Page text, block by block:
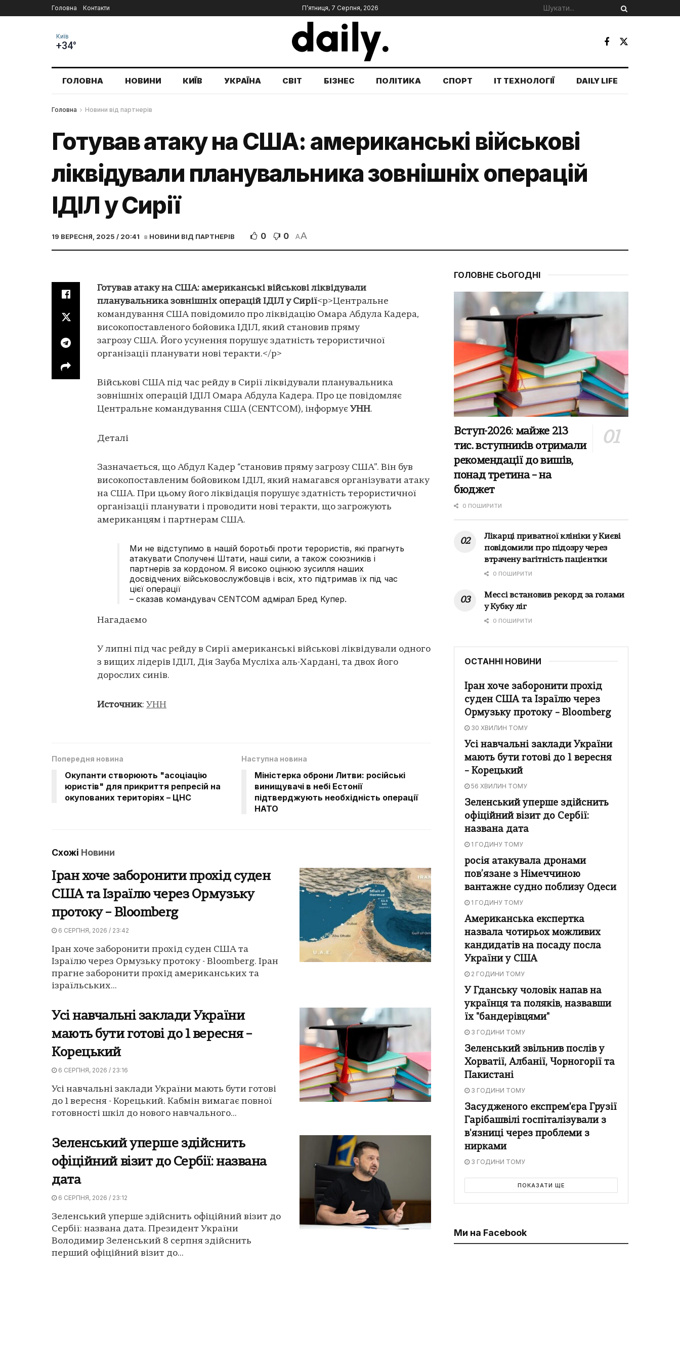
Головна Контакти П’ятниця, 7 Серпня, 2026
Київ
+34°
ГОЛОВНА НОВИНИ КИЇВ УКРАЇНА СВІТ БІЗНЕС ПОЛІТИКА СПОРТ IT ТЕХНОЛОГІЇ DAILY LIFE
Головна Новини від партнерів
Готував атаку на США: американські військові
ліквідували планувальника зовнішніх операцій
ІДІЛ у Сирії
19 ВЕРЕСНЯ, 2025 / 20:41 в НОВИНИ ВІД ПАРТНЕРІВ 0 0 AA
Готував атаку на США: американські військові ліквідували
планувальника зовнішніх операцій ІДІЛ у Сирії<p>Центральне
командування США повідомило про ліквідацію Омара Абдула Кадера,
високопоставленого бойовика ІДІЛ, який становив пряму
загрозу США. Його усунення порушує здатність терористичної
організації планувати нові теракти.</p>
Військові США під час рейду в Сирії ліквідували планувальника
зовнішніх операцій ІДІЛ Омара Абдула Кадера. Про це повідомляє
Центральне командування США (CENTCOM), інформує УНН.
Деталі
Зазначається, що Абдул Кадер “становив пряму загрозу США”. Він був
високопоставленим бойовиком ІДІЛ, який намагався організувати атаку
на США. При цьому його ліквідація порушує здатність терористичної
організації планувати і проводити нові теракти, що загрожують
американцям і партнерам США.
Ми не відступимо в нашій боротьбі проти терористів, які прагнуть
атакувати Сполучені Штати, наші сили, а також союзників і
партнерів за кордоном. Я високо оцінюю зусилля наших
досвідчених військовослужбовців і всіх, хто підтримав їх під час
цієї операції
– сказав командувач CENTCOM адмірал Бред Купер.
Нагадаємо
У липні під час рейду в Сирії американські військові ліквідували одного
з вищих лідерів ІДІЛ, Дія Зауба Мусліха аль-Хардані, та двох його
дорослих синів.
Источник: УНН
Попередня новина
Окупанти створюють "асоціацію
юристів" для прикриття репресій на
окупованих територіях – ЦНС
Наступна новина
Міністерка оброни Литви: російські
винищувачі в небі Естонії
підтверджують необхідність операції
НАТО
Схожі Новини
Іран хоче заборонити прохід суден
США та Ізраїлю через Ормузьку
протоку – Bloomberg
6 СЕРПНЯ, 2026 / 23:42
Іран хоче заборонити прохід суден США та
Ізраїлю через Ормузьку протоку - Bloomberg. Іран
прагне заборонити прохід американських та
ізраїльських...
Усі навчальні заклади України
мають бути готові до 1 вересня –
Корецький
6 СЕРПНЯ, 2026 / 23:16
Усі навчальні заклади України мають бути готові
до 1 вересня - Корецький. Кабмін вимагає повної
готовності шкіл до нового навчального...
Зеленський уперше здійснить
офіційний візит до Сербії: названа
дата
6 СЕРПНЯ, 2026 / 23:12
Зеленський уперше здійснить офіційний візит до
Сербії: названа дата. Президент України
Володимир Зеленський 8 серпня здійснить
перший офіційний візит до...
ГОЛОВНЕ СЬОГОДНІ
Вступ-2026: майже 213
тис. вступників отримали
рекомендації до вишів,
понад третина – на
бюджет
0 ПОШИРИТИ
Лікарці приватної клініки у Києві
повідомили про підозру через
втрачену вагітність пацієнтки
0 ПОШИРИТИ
Мессі встановив рекорд за голами
у Кубку ліг
0 ПОШИРИТИ
ОСТАННІ НОВИНИ
Іран хоче заборонити прохід
суден США та Ізраїлю через
Ормузьку протоку – Bloomberg
30 ХВИЛИН ТОМУ
Усі навчальні заклади України
мають бути готові до 1 вересня
– Корецький
56 ХВИЛИН ТОМУ
Зеленський уперше здійснить
офіційний візит до Сербії:
названа дата
1 ГОДИНУ ТОМУ
росія атакувала дронами
пов’язане з Німеччиною
вантажне судно поблизу Одеси
1 ГОДИНУ ТОМУ
Американська експертка
назвала чотирьох можливих
кандидатів на посаду посла
України у США
2 ГОДИНИ ТОМУ
У Гданську чоловік напав на
українця та поляків, назвавши
їх "бандерівцями"
3 ГОДИНИ ТОМУ
Зеленський звільнив послів у
Хорватії, Албанії, Чорногорії та
Пакистані
3 ГОДИНИ ТОМУ
Засудженого експрем'єра Грузії
Гарібашвілі госпіталізували з
в'язниці через проблеми з
нирками
3 ГОДИНИ ТОМУ
ПОКАЗАТИ ЩЕ
Ми на Facebook